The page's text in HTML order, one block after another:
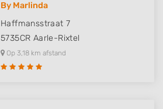
By Marlinda
Haffmansstraat 7
5735CR Aarle-Rixtel
Op 3,18 km afstand